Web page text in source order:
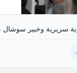
سريرية وخبير سوشال